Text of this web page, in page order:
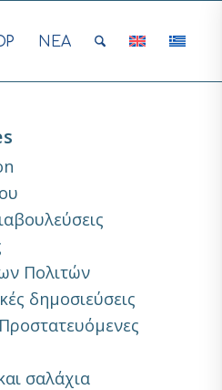
ΝΕΑ
Πολιτών
δημοσιεύσεις
σαλάχια